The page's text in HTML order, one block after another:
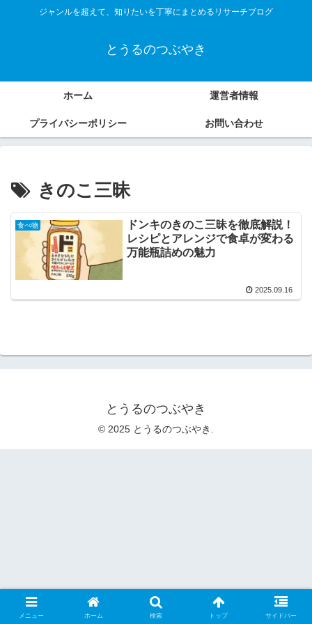
ジャンルを超えて、知りたいを丁寧にまとめるリサーチブログ
とうるのつぶやき
ホーム 運営者情報
プライバシーポリシー お問い合わせ
きのこ三昧
食べ物
ドンキのきのこ三昧を徹底解説！
レシピとアレンジで食卓が変わる
万能瓶詰めの魅力
2025.09.16
とうるのつぶやき
© 2025 とうるのつぶやき.
メニュー ホーム 検索 トップ サイドバー